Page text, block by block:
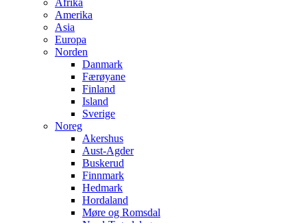
Afrika
Amerika
Asia
Europa
Norden
Danmark
Færøyane
Finland
Island
Sverige
Noreg
Akershus
Aust-Agder
Buskerud
Finnmark
Hedmark
Hordaland
Møre og Romsdal